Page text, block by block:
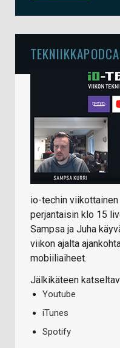
io-techin
perjantaisin klo 15
Sampsa ja Juha
viikon ajalta
mobiiliaiheet.
Jälkikäteen
Youtube
iTunes
Spotify